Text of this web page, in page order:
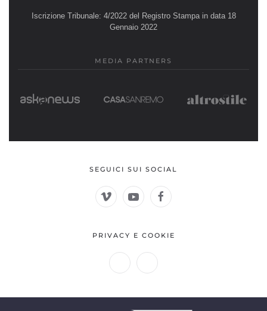
Iscrizione Tribunale: 4/2022 del Registro Stampa in data 18
Gennaio 2022
MEDIA PARTNERS
SEGUICI SUI SOCIAL
PRIVACY E COOKIE